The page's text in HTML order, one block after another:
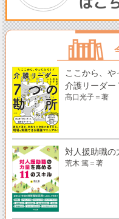
ここから、
介護リーダー
髙口光子＝著
対人援助職の
荒木 篤＝著